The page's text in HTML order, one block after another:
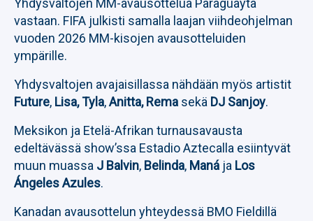
Yhdysvaltojen MM-avausottelua Paraguayta
vastaan. FIFA julkisti samalla laajan viihdeohjelman
vuoden 2026 MM-kisojen avausotteluiden
ympärille.
Yhdysvaltojen avajaisillassa nähdään myös artistit
Future, Lisa, Tyla,Anitta, Rema sekä DJ Sanjoy.
Meksikon ja Etelä-Afrikan turnausavausta
edeltävässä show’ssa Estadio Aztecalla esiintyvät
muun muassa J Balvin, Belinda, Maná ja Los
Ángeles Azules.
Kanadan avausottelun yhteydessä BMO Fieldillä